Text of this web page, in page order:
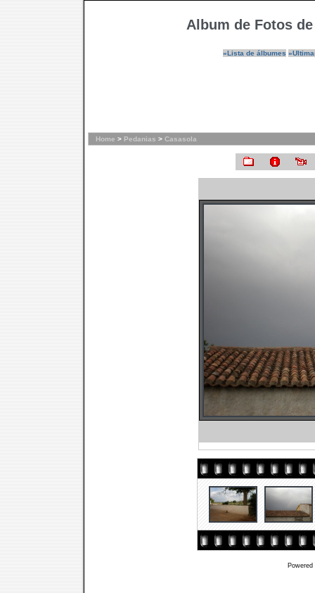
Album de Fotos
»Lista de álbumes
Home > Pedanias > Casasola